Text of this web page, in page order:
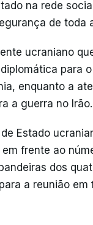
na rede
de toda
ucraniano
para
enquanto a
a guerra no Irão.
Estado
frente ao
dos
a reunião